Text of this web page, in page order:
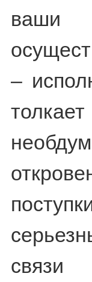
ваши
–